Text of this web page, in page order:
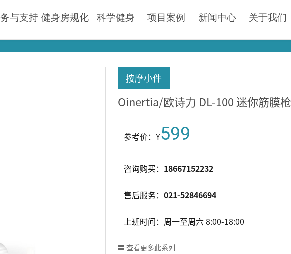
与支持 健身房规化 科学健身 项目案例 新闻中心 关于我们
按摩小件
Oinertia/欧诗力 DL-100 迷你筋膜枪
参考价：¥599
咨询购买： 18667152232
售后服务： 021-52846694
上班时间：周一至周六 8:00-18:00
查看更多此系列